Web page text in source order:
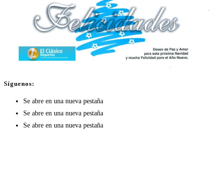
Síguenos:
Se abre en una nueva pestaña
Se abre en una nueva pestaña
Se abre en una nueva pestaña